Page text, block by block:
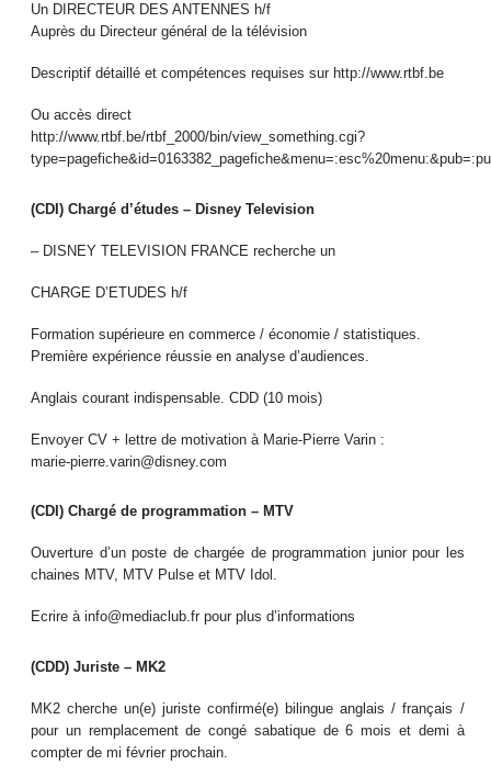
Un DIRECTEUR DES ANTENNES h/f
Auprès du Directeur général de la télévision
Descriptif détaillé et compétences requises sur http://www.rtbf.be
Ou accès direct
http://www.rtbf.be/rtbf_2000/bin/view_something.cgi?
(CDI) Chargé d’études – Disney Television
– DISNEY TELEVISION FRANCE recherche un
CHARGE D’ETUDES h/f
Formation supérieure en commerce / économie / statistiques.
Première expérience réussie en analyse d’audiences.
Anglais courant indispensable. CDD (10 mois)
Envoyer CV + lettre de motivation à Marie-Pierre Varin :
marie-pierre.varin@disney.com
(CDI) Chargé de programmation – MTV
Ouverture d’un poste de chargée de programmation junior pour les
chaines MTV, MTV Pulse et MTV Idol.
Ecrire à info@mediaclub.fr pour plus d’informations
(CDD) Juriste – MK2
MK2 cherche un(e) juriste confirmé(e) bilingue anglais / français /
pour un remplacement de congé sabatique de 6 mois et demi à
compter de mi février prochain.